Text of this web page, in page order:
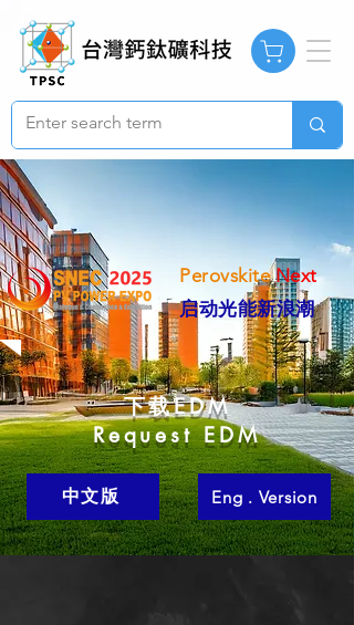
PerovskiteNext
​启动光能新浪潮
下载EDM
Request EDM
中文版 Eng . Version